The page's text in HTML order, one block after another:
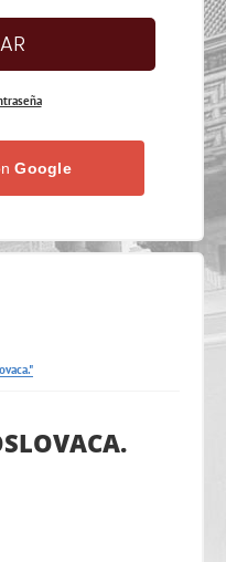
Google